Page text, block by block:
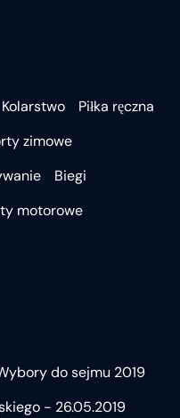
Kolarstwo
Piłka ręczna
zimowe
Biegi
motorowe
do sejmu 2019
- 26.05.2019